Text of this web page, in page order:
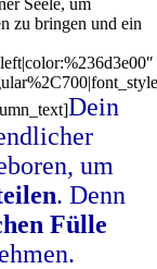
zu bringen und ein
Dein
um
. Denn
Fülle